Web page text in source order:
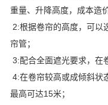
重量、升降高度，成本造
2:根据卷帘的高度，可以
帘管；
3:配合全面遮光要求，在
4:在卷帘较高或成倾斜状
最高可达15米；